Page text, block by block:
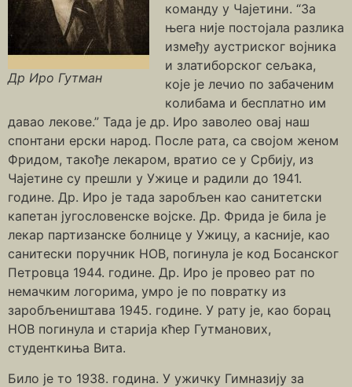
Др Иро Гутман
команду у Чајетини. “За
њега није постојала разлика
између аустриског војника
и златиборског сељака,
које је лечио по забаченим
колибама и бесплатно им
давао лекове.” Тада је др. Иро заволео овај наш
спонтани ерски народ. После рата, са својом женом
Фридом, такође лекаром, вратио се у Србију, из
Чајетине су прешли у Ужице и радили до 1941.
године. Др. Иро је тада заробљен као санитетски
капетан југословенске војске. Др. Фрида је била је
лекар партизанске болнице у Ужицу, а касније, као
санитески поручник НОВ, погинула је код Босанског
Петровца 1944. године. Др. Иро је провео рат по
немачким логорима, умро је по повратку из
заробљеништава 1945. године. У рату је, као борац
НОВ погинула и старија кћер Гутманових,
студенткиња Вита.
Било је то 1938. година. У ужичку Гимназију за